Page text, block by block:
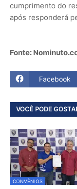
cumprimento do
após responderá
Fonte:
Facebook
VOCÊ PODE
CONVÊNIOS